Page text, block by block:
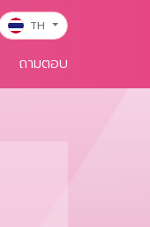
TH
ถามตอบ